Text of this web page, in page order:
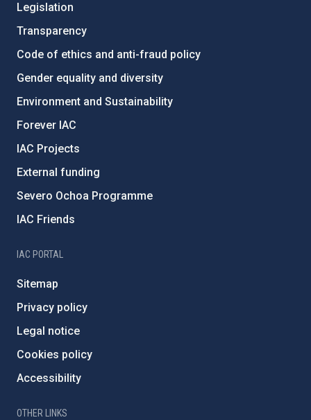
Legislation
Transparency
Code of ethics and anti-fraud policy
Gender equality and diversity
Environment and Sustainability
Forever IAC
IAC Projects
External funding
Severo Ochoa Programme
IAC Friends
IAC PORTAL
Sitemap
Privacy policy
Legal notice
Cookies policy
Accessibility
OTHER LINKS